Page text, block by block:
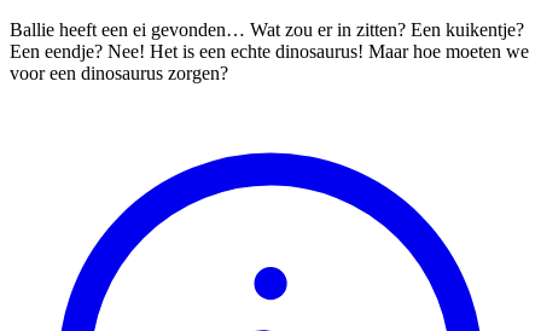
Ballie heeft een ei gevonden… Wat zou er in zitten? Een kuikentje?
Een eendje? Nee! Het is een echte dinosaurus! Maar hoe moeten we
voor een dinosaurus zorgen?